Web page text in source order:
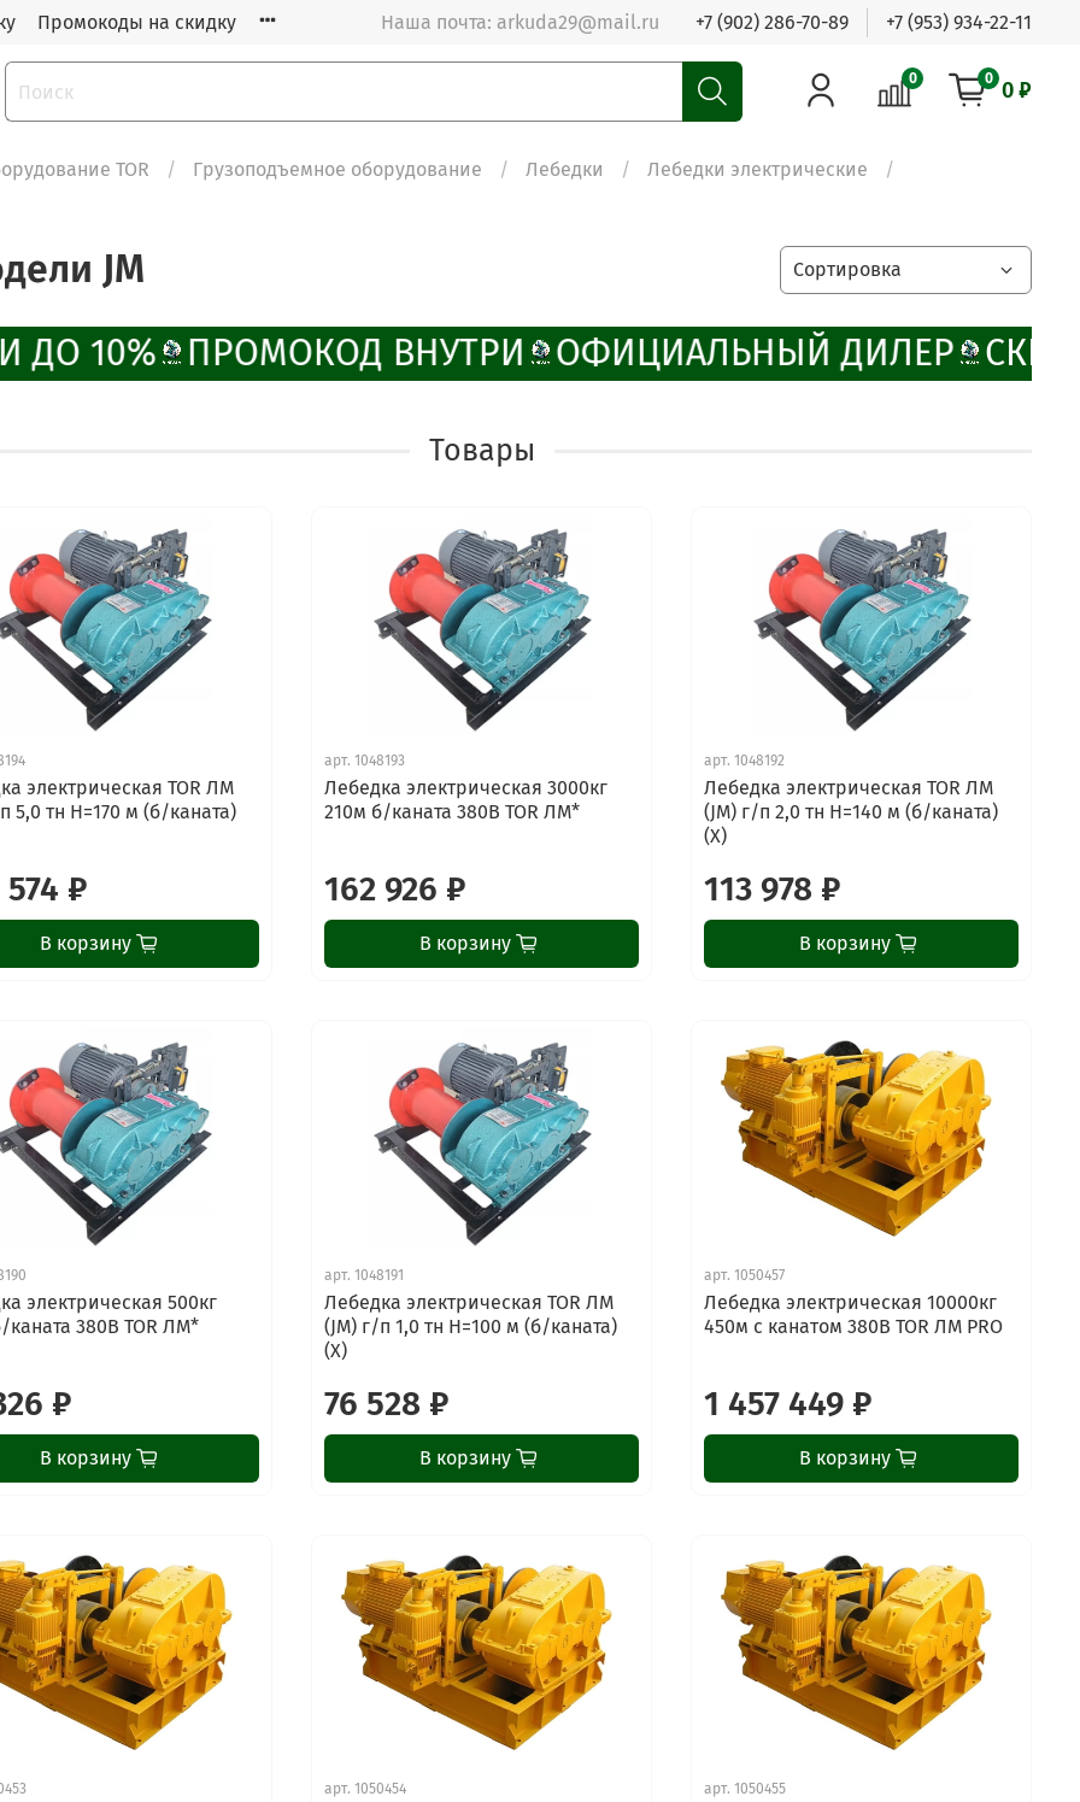
Промокоды на скидку Наша почта: arkuda29@mail.ru +7 (902) 286-70-89 +7 (953) 934-22-11
0 0 0 ₽
TOR Грузоподъемное оборудование Лебедки Лебедки электрические
JM
ДО 10% ПРОМОКОД ВНУТРИ ОФИЦИАЛЬНЫЙ ДИЛЕР
Товары
электрическая TOR ЛМ
5,0 тн Н=170 м (б/каната)
₽
В корзину
арт.1048193
Лебедка электрическая 3000кг
210м б/каната 380В TOR ЛМ*
162 926 ₽
В корзину
арт.1048192
Лебедка электрическая TOR ЛМ
(JM) г/п 2,0 тн Н=140 м (б/каната)
(X)
113 978 ₽
В корзину
электрическая 500кг
каната 380В TOR ЛМ*
₽
В корзину
арт.1048191
Лебедка электрическая TOR ЛМ
(JM) г/п 1,0 тн Н=100 м (б/каната)
(X)
76 528 ₽
В корзину
арт.1050457
Лебедка электрическая 10000кг
450м с канатом 380В TOR ЛМ PRO
1 457 449 ₽
В корзину
арт.1050454 арт.1050455